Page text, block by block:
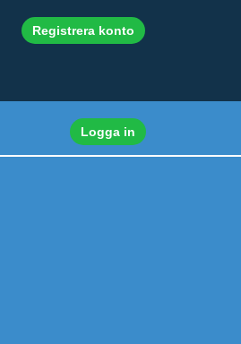
Registrera konto
Logga in